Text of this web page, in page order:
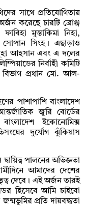
সাথে প্রতিযোগিতায়
করেছে চারটি ব্রোঞ্জ
মুস্তাকিমা নিহা,
সিংহ। এছাড়াও
আহসান এবং এ দলের
নির্বাহী কমিটি
প্রধান মো. আল-
পাশাপাশি বাংলাদেশ
জুরি বোর্ডের
ইকোনোমিক্স
দুর্যোগ ঝুঁকিয়াস
পালনের অভিজ্ঞতা
আমাদের দেশের
দেবে। এই অর্জন তারই
হিসেবে আমি চাইবো
প্রতি দায়বদ্ধতা